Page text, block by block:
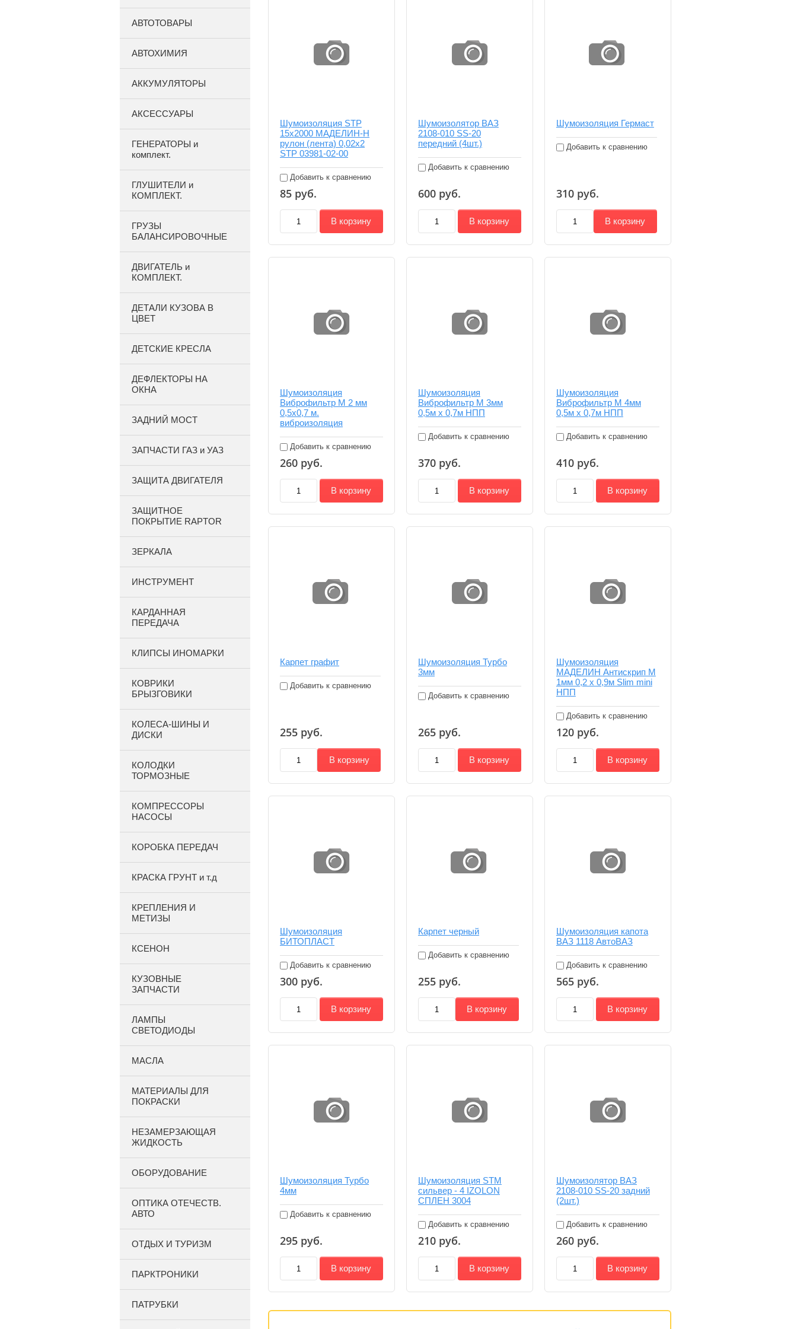
АВТОТОВАРЫ
АВТОХИМИЯ
АККУМУЛЯТОРЫ
АКСЕССУАРЫ
ГЕНЕРАТОРЫ и
комплект.
ГЛУШИТЕЛИ и
КОМПЛЕКТ.
ГРУЗЫ
БАЛАНСИРОВОЧНЫЕ
ДВИГАТЕЛЬ и
КОМПЛЕКТ.
ДЕТАЛИ КУЗОВА В
ЦВЕТ
ДЕТСКИЕ КРЕСЛА
ДЕФЛЕКТОРЫ НА
ОКНА
ЗАДНИЙ МОСТ
ЗАПЧАСТИ ГАЗ и УАЗ
ЗАЩИТА ДВИГАТЕЛЯ
ЗАЩИТНОЕ
ПОКРЫТИЕ RAPTOR
ЗЕРКАЛА
ИНСТРУМЕНТ
КАРДАННАЯ
ПЕРЕДАЧА
КЛИПСЫ ИНОМАРКИ
КОВРИКИ
БРЫЗГОВИКИ
КОЛЕСА-ШИНЫ И
ДИСКИ
КОЛОДКИ
ТОРМОЗНЫЕ
КОМПРЕССОРЫ
НАСОСЫ
КОРОБКА ПЕРЕДАЧ
КРАСКА ГРУНТ и т.д
КРЕПЛЕНИЯ И
МЕТИЗЫ
КСЕНОН
КУЗОВНЫЕ
ЗАПЧАСТИ
ЛАМПЫ
СВЕТОДИОДЫ
МАСЛА
МАТЕРИАЛЫ ДЛЯ
ПОКРАСКИ
НЕЗАМЕРЗАЮЩАЯ
ЖИДКОСТЬ
ОБОРУДОВАНИЕ
ОПТИКА ОТЕЧЕСТВ.
АВТО
ОТДЫХ И ТУРИЗМ
ПАРКТРОНИКИ
ПАТРУБКИ
Шумоизоляция STP
15х2000 МАДЕЛИН-Н
рулон (лента) 0,02x2
STP 03981-02-00
Добавить к сравнению
85 руб.
В корзину
Шумоизолятор ВАЗ
2108-010 SS-20
передний (4шт.)
Добавить к сравнению
600руб.
В корзину
Шумоизоляция Гермаст
Добавить к сравнению
310руб.
В корзину
Шумоизоляция
Виброфильтр М 2 мм
0,5х0,7 м.
виброизоляция
Добавить к сравнению
260 руб.
В корзину
Шумоизоляция
Виброфильтр М 3мм
0,5м х 0,7м НПП
Добавить к сравнению
370руб.
В корзину
Шумоизоляция
Виброфильтр М 4мм
0,5м х 0,7м НПП
Добавить к сравнению
410руб.
В корзину
Карпет графит
Добавить к сравнению
255 руб.
В корзину
Шумоизоляция Турбо
3мм
Добавить к сравнению
265руб.
В корзину
Шумоизоляция
МАДЕЛИН Антискрип М
1мм 0,2 х 0,9м Slim mini
НПП
Добавить к сравнению
120руб.
В корзину
Шумоизоляция
БИТОПЛАСТ
Добавить к сравнению
300 руб.
В корзину
Карпет черный
Добавить к сравнению
255руб.
В корзину
Шумоизоляция капота
ВАЗ 1118 АвтоВАЗ
Добавить к сравнению
565руб.
В корзину
Шумоизоляция Турбо
4мм
Добавить к сравнению
295 руб.
В корзину
Шумоизоляция STM
сильвер - 4 IZOLON
СПЛЕН 3004
Добавить к сравнению
210руб.
В корзину
Шумоизолятор ВАЗ
2108-010 SS-20 задний
(2шт.)
Добавить к сравнению
260руб.
В корзину